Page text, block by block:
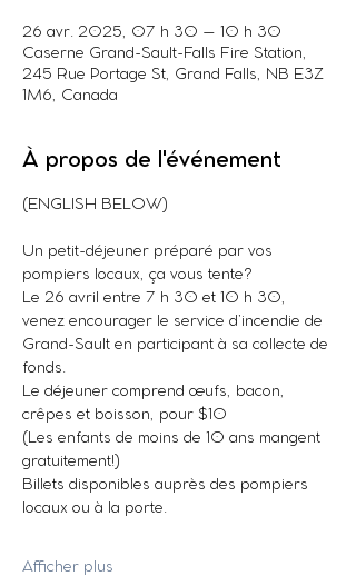
26 avr. 2025, 07 h 30 – 10 h 30
Caserne Grand-Sault-Falls Fire Station,
245 Rue Portage St, Grand Falls, NB E3Z
1M6, Canada
À propos de l'événement
(ENGLISH BELOW)
Un petit-déjeuner préparé par vos
pompiers locaux, ça vous tente?
Le 26 avril entre 7 h 30 et 10 h 30,
venez encourager le service d’incendie de
Grand-Sault en participant à sa collecte de
fonds.
Le déjeuner comprend œufs, bacon,
crêpes et boisson, pour $10
(Les enfants de moins de 10 ans mangent
gratuitement!)
Billets disponibles auprès des pompiers
locaux ou à la porte.
Afficher plus